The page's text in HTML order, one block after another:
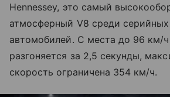
Hennessey, это самый
атмосферный V8 среди
автомобилей. С места до 96 км/
разгоняется за 2,5 секунды,
скорость ограничена 354 км/ч.